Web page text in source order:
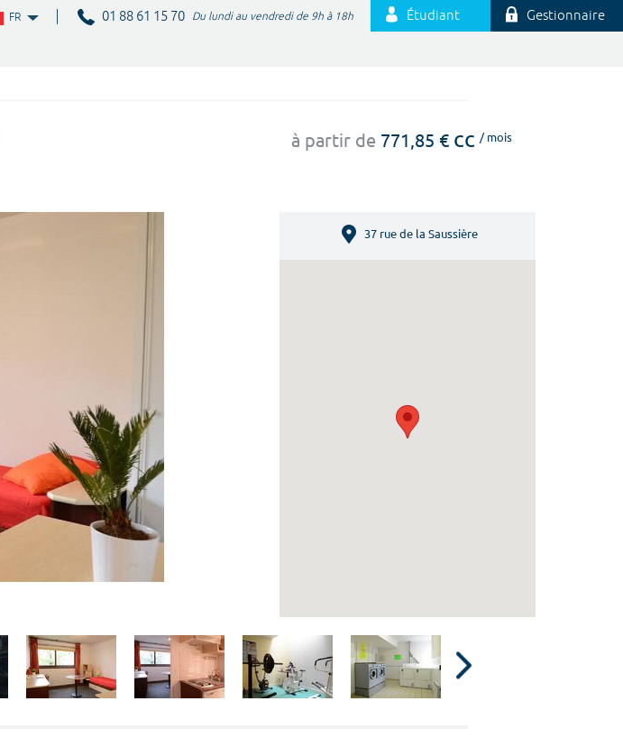
FR 01 88 61 15 70 Du lundi au vendredi de 9h à 18h Étudiant Gestionnaire
à partir de 771,85 € cc / mois
37 rue de la Saussière